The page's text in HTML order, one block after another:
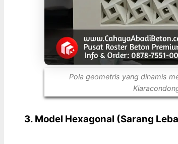
Pola geometris yang dinamis
3. Model Hexagonal (Sarang